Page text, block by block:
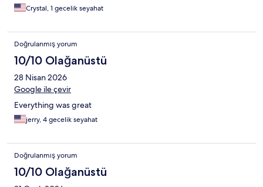
Crystal, 1 gecelik seyahat
Doğrulanmış yorum
10/10 Olağanüstü
28 Nisan 2026
Google ile çevir
Everything was great
jerry, 4 gecelik seyahat
Doğrulanmış yorum
10/10 Olağanüstü